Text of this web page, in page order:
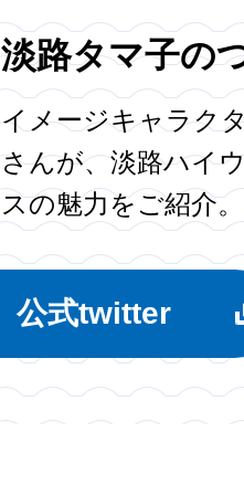
淡路タマ子の
イメージキャラク
さんが、淡路ハイ
スの魅力をご紹介。
公式twitter